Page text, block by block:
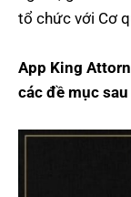
tổ chức với Cơ
App King
các đề mục